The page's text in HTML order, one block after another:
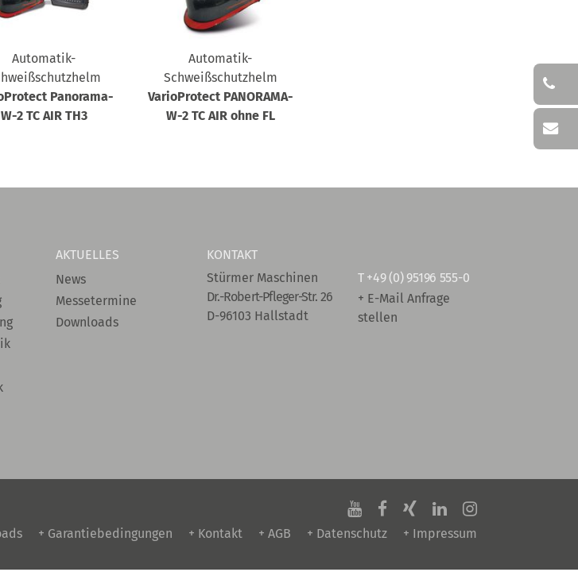
Automatik-
Panorama-
W-2 TC AIR TH3
Automatik-
Schweißschutzhelm
VarioProtect PANORAMA-
W-2 TC AIR ohne FL
AKTUELLES
News
Messetermine
Downloads
KONTAKT
Stürmer Maschinen
Dr.-Robert-Pfleger-Str. 26
D-96103 Hallstadt
T +49 (0) 95196 555-0
+ E-Mail Anfrage
stellen
+ Garantiebedingungen + Kontakt + AGB + Datenschutz + Impressum